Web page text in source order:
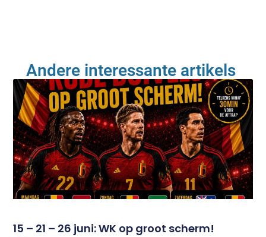
Andere interessante artikels ​
15 – 21 – 26 juni: WK op groot scherm!